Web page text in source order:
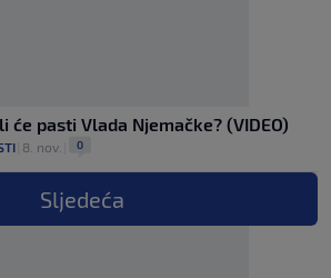
će pasti Vlada Njemačke? (VIDEO)
8. nov. 0
Sljedeća